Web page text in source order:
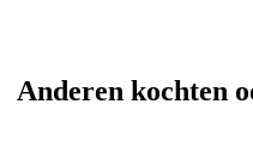
Anderen kochten